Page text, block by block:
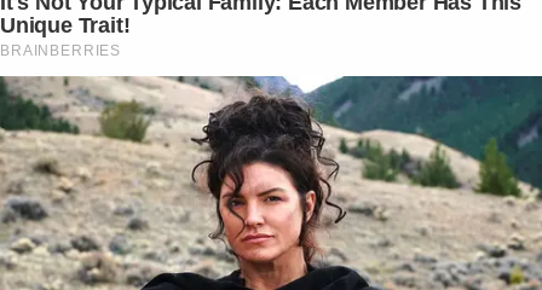
Unique Trait!
BRAINBERRIES